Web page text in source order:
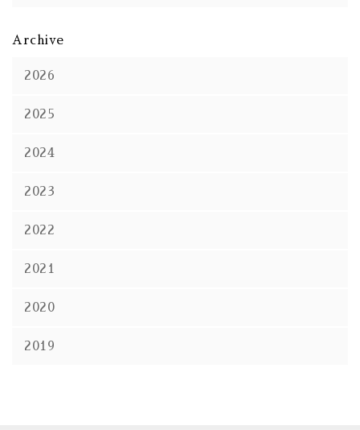
Archive
2026
2025
2024
2023
2022
2021
2020
2019